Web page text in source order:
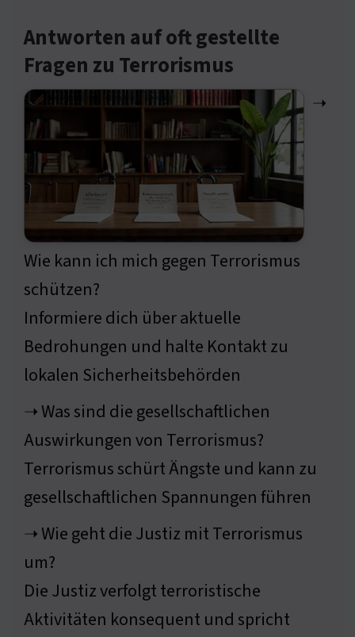
Antworten auf oft gestellte
Fragen zu Terrorismus
➝
Wie kann ich mich gegen Terrorismus
schützen?
Informiere dich über aktuelle
Bedrohungen und halte Kontakt zu
lokalen Sicherheitsbehörden
➝ Was sind die gesellschaftlichen
Auswirkungen von Terrorismus?
Terrorismus schürt Ängste und kann zu
gesellschaftlichen Spannungen führen
➝ Wie geht die Justiz mit Terrorismus
um?
Die Justiz verfolgt terroristische
Aktivitäten konsequent und spricht